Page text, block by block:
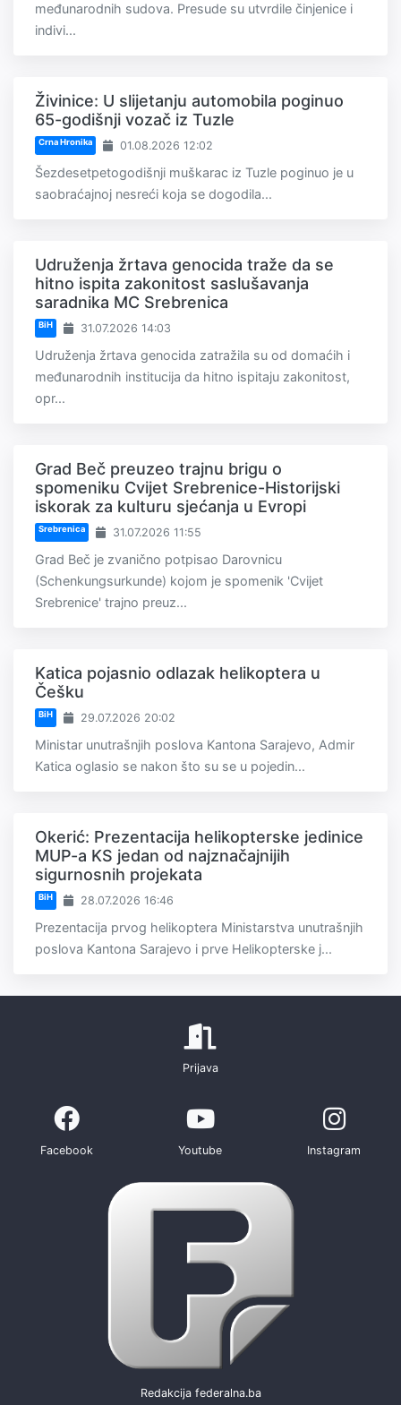
međunarodnih sudova. Presude su utvrdile činjenice i
indivi...
Živinice: U slijetanju automobila poginuo
65-godišnji vozač iz Tuzle
Crna Hronika 01.08.2026 12:02
Šezdesetpetogodišnji muškarac iz Tuzle poginuo je u
saobraćajnoj nesreći koja se dogodila...
Udruženja žrtava genocida traže da se
hitno ispita zakonitost saslušavanja
saradnika MC Srebrenica
BiH 31.07.2026 14:03
Udruženja žrtava genocida zatražila su od domaćih i
međunarodnih institucija da hitno ispitaju zakonitost,
opr...
Grad Beč preuzeo trajnu brigu o
spomeniku Cvijet Srebrenice-Historijski
iskorak za kulturu sjećanja u Evropi
Srebrenica 31.07.2026 11:55
Grad Beč je zvanično potpisao Darovnicu
(Schenkungsurkunde) kojom je spomenik 'Cvijet
Srebrenice' trajno preuz...
Katica pojasnio odlazak helikoptera u
Češku
BiH 29.07.2026 20:02
Ministar unutrašnjih poslova Kantona Sarajevo, Admir
Katica oglasio se nakon što su se u pojedin...
Okerić: Prezentacija helikopterske jedinice
MUP-a KS jedan od najznačajnijih
sigurnosnih projekata
BiH 28.07.2026 16:46
Prezentacija prvog helikoptera Ministarstva unutrašnjih
poslova Kantona Sarajevo i prve Helikopterske j...
Prijava
Facebook Youtube Instagram
Redakcija federalna.ba